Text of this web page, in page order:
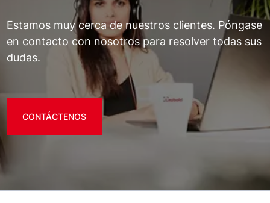
Estamos muy cerca de nuestros clientes. Póngase
en contacto con nosotros para resolver todas sus
dudas.
CONTÁCTENOS